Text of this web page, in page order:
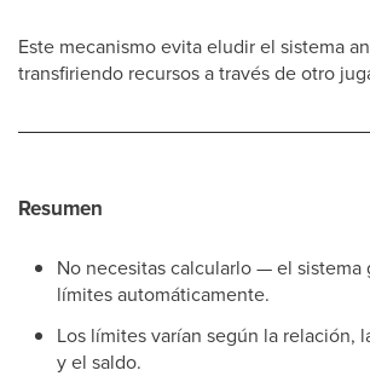
Este mecanismo evita eludir el sistema
transfiriendo recursos a través de otro
Resumen
No necesitas calcularlo — el sistema
límites automáticamente.
Los límites varían según la relación,
y el saldo.